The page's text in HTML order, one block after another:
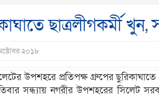
ছাত্রলীগকর্মী খুন,
২০১৮
উপশহরে প্রতিপক্ষ গ্রুপের
সন্ধ্যায় নগরীর উপশহরের সিলেট